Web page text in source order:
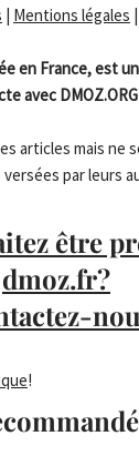
| Mentions légales |
en France, est
avec
articles mais ne
par leurs
être
dmoz.fr?
!